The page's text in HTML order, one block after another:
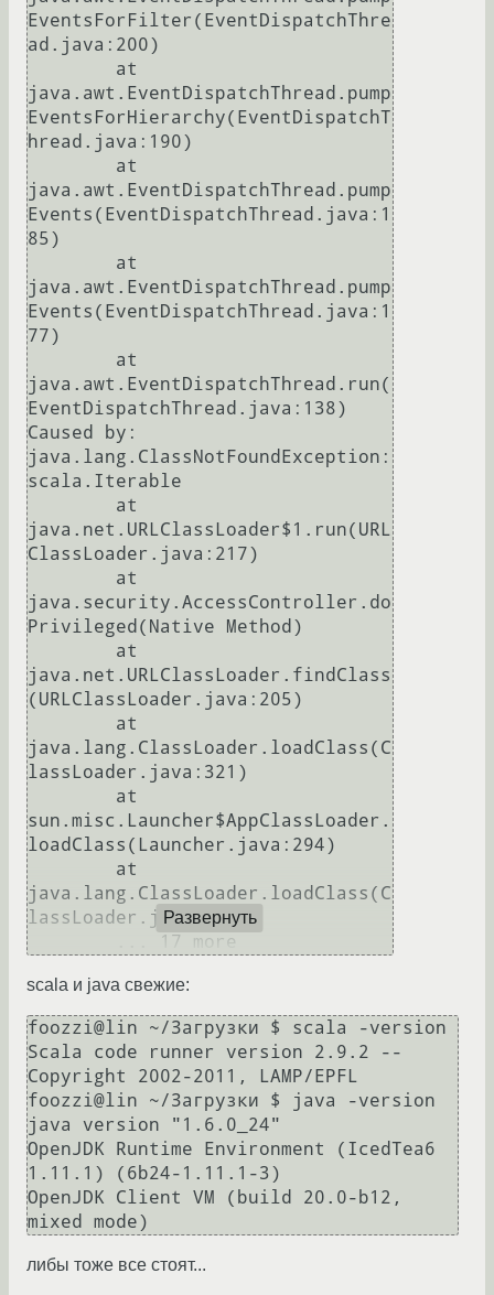
EventsForFilter(EventDispatchThre
ad.java:200)
java.awt.EventDispatchThread.pump
EventsForHierarchy(EventDispatchT
hread.java:190)
java.awt.EventDispatchThread.pump
Events(EventDispatchThread.java:1
85)
java.awt.EventDispatchThread.pump
Events(EventDispatchThread.java:1
77)
java.awt.EventDispatchThread.run(
EventDispatchThread.java:138)
Caused by:
java.lang.ClassNotFoundException:
scala.Iterable
java.net.URLClassLoader$1.run(URL
ClassLoader.java:217)
java.security.AccessController.do
Privileged(Native Method)
java.net.URLClassLoader.findClass
(URLClassLoader.java:205)
java.lang.ClassLoader.loadClass(C
lassLoader.java:321)
sun.misc.Launcher$AppClassLoader.
loadClass(Launcher.java:294)
java.lang.ClassLoader.loadClass(C
lassLoader.java:266)
Развернуть
scala и java свежие:
foozzi@lin ~/Загрузки $ scala -version
Scala code runner version 2.9.2 --
Copyright 2002-2011, LAMP/EPFL
foozzi@lin ~/Загрузки $ java -version
java version "1.6.0_24"
OpenJDK Runtime Environment (IcedTea6
1.11.1) (6b24-1.11.1-3)
OpenJDK Client VM (build 20.0-b12,
либы тоже все стоят...